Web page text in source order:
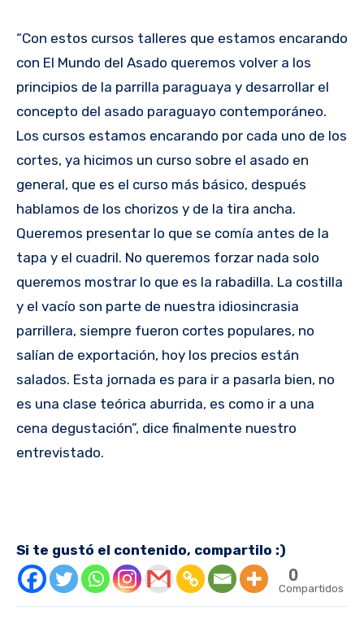
“Con estos cursos talleres que estamos encarando
con El Mundo del Asado queremos volver a los
principios de la parrilla paraguaya y desarrollar el
concepto del asado paraguayo contemporáneo.
Los cursos estamos encarando por cada uno de los
cortes, ya hicimos un curso sobre el asado en
general, que es el curso más básico, después
hablamos de los chorizos y de la tira ancha.
Queremos presentar lo que se comía antes de la
tapa y el cuadril. No queremos forzar nada solo
queremos mostrar lo que es la rabadilla. La costilla
y el vacío son parte de nuestra idiosincrasia
parrillera, siempre fueron cortes populares, no
salían de exportación, hoy los precios están
salados. Esta jornada es para ir a pasarla bien, no
es una clase teórica aburrida, es como ir a una
cena degustación”, dice finalmente nuestro
entrevistado.
Si te gustó el contenido, compartilo :)
0
Compartidos